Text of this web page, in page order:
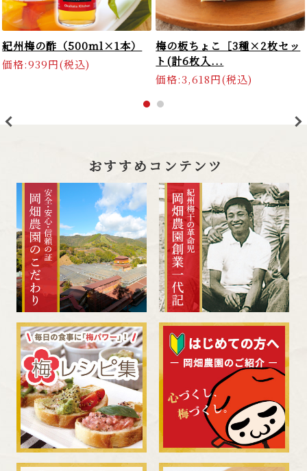
紀州梅の酢（500ml×1本）
価格:939円(税込)
梅の板ちょこ［3種×2枚セッ
ト(計6枚入...
価格:3,618円(税込)
< >
おすすめコンテンツ